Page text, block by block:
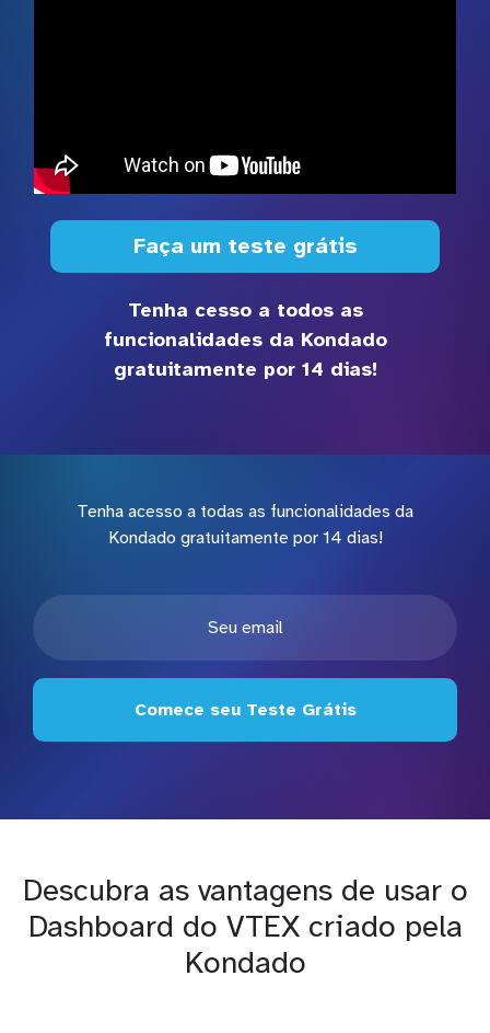
Faça um teste grátis
Tenha cesso a todos as
funcionalidades da Kondado
gratuitamente por 14 dias!
Tenha acesso a todas as funcionalidades da
Kondado gratuitamente por 14 dias!
Comece seu Teste Grátis
Descubra as vantagens de usar o
Dashboard do VTEX criado pela
Kondado